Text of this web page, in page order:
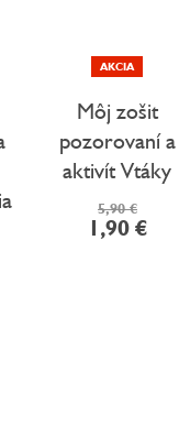
AKCIA
Môj zošit
pozorovaní a
aktivít Vtáky
5,90 €
1,90 €